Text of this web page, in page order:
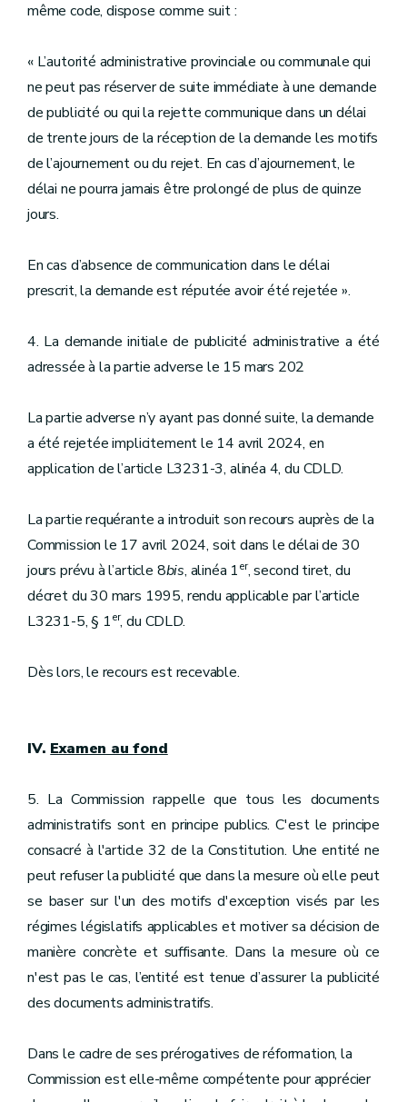
même code, dispose comme suit :
« L’autorité administrative provinciale ou communale qui
ne peut pas réserver de suite immédiate à une demande
de publicité ou qui la rejette communique dans un délai
de trente jours de la réception de la demande les motifs
de l’ajournement ou du rejet. En cas d’ajournement, le
délai ne pourra jamais être prolongé de plus de quinze
jours.
En cas d’absence de communication dans le délai
prescrit, la demande est réputée avoir été rejetée ».
4. La demande initiale de publicité administrative a été
adressée à la partie adverse le 15 mars 202
La partie adverse n’y ayant pas donné suite, la demande
a été rejetée implicitement le 14 avril 2024, en
application de l’article L3231-3, alinéa 4, du CDLD.
La partie requérante a introduit son recours auprès de la
Commission le 17 avril 2024, soit dans le délai de 30
jours prévu à l’article 8bis, alinéa 1er, second tiret, du
décret du 30 mars 1995, rendu applicable par l’article
L3231-5, § 1er, du CDLD.
Dès lors, le recours est recevable.
IV. Examen au fond
5. La Commission rappelle que tous les documents
administratifs sont en principe publics. C'est le principe
consacré à l'article 32 de la Constitution. Une entité ne
peut refuser la publicité que dans la mesure où elle peut
se baser sur l'un des motifs d'exception visés par les
régimes législatifs applicables et motiver sa décision de
manière concrète et suffisante. Dans la mesure où ce
n'est pas le cas, l’entité est tenue d’assurer la publicité
des documents administratifs.
Dans le cadre de ses prérogatives de réformation, la
Commission est elle-même compétente pour apprécier